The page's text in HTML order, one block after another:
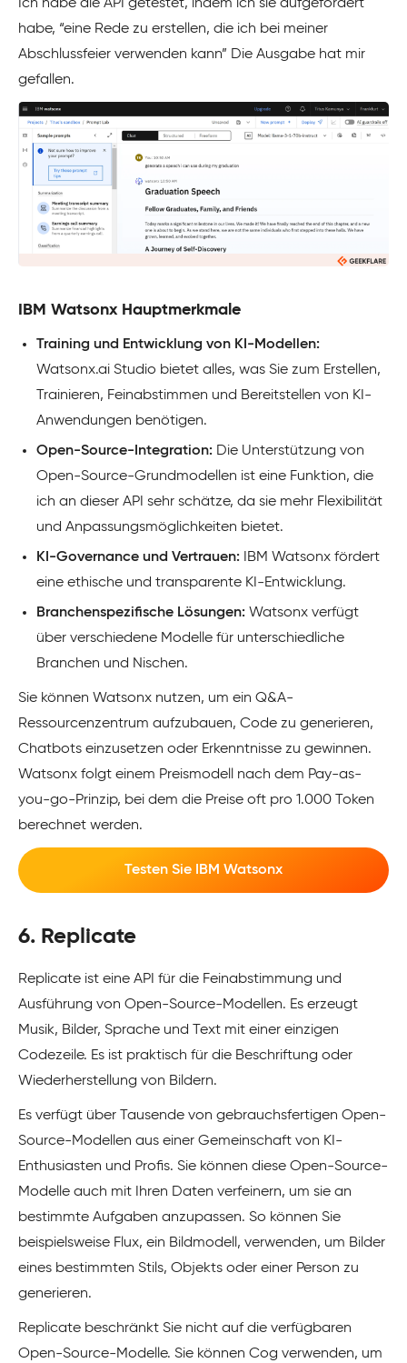
Ich habe die API getestet, indem ich sie aufgefordert
habe, “eine Rede zu erstellen, die ich bei meiner
Abschlussfeier verwenden kann” Die Ausgabe hat mir
gefallen.
IBM Watsonx Hauptmerkmale
Training und Entwicklung von KI-Modellen:
Watsonx.ai Studio bietet alles, was Sie zum Erstellen,
Trainieren, Feinabstimmen und Bereitstellen von KI-
Anwendungen benötigen.
Open-Source-Integration: Die Unterstützung von
Open-Source-Grundmodellen ist eine Funktion, die
ich an dieser API sehr schätze, da sie mehr Flexibilität
und Anpassungsmöglichkeiten bietet.
KI-Governance und Vertrauen:
IBM Watsonx fördert
eine ethische und transparente KI-Entwicklung.
Branchenspezifische Lösungen: Watsonx verfügt
über verschiedene Modelle für unterschiedliche
Branchen und Nischen.
Sie können Watsonx nutzen, um ein Q&A-
Ressourcenzentrum aufzubauen, Code zu generieren,
Chatbots einzusetzen oder Erkenntnisse zu gewinnen.
Watsonx folgt einem Preismodell nach dem Pay-as-
you-go-Prinzip, bei dem die Preise oft pro 1.000 Token
berechnet werden.
Testen Sie IBM Watsonx
6. Replicate
Replicate ist eine API für die Feinabstimmung und
Ausführung von Open-Source-Modellen. Es erzeugt
Musik, Bilder, Sprache und Text mit einer einzigen
Codezeile. Es ist praktisch für die Beschriftung oder
Wiederherstellung von Bildern.
Es verfügt über Tausende von gebrauchsfertigen Open-
Source-Modellen aus einer Gemeinschaft von KI-
Enthusiasten und Profis. Sie können diese Open-Source-
Modelle auch mit Ihren Daten verfeinern, um sie an
bestimmte Aufgaben anzupassen. So können Sie
beispielsweise Flux, ein Bildmodell, verwenden, um Bilder
eines bestimmten Stils, Objekts oder einer Person zu
generieren.
Replicate beschränkt Sie nicht auf die verfügbaren
Open-Source-Modelle. Sie können Cog verwenden, um